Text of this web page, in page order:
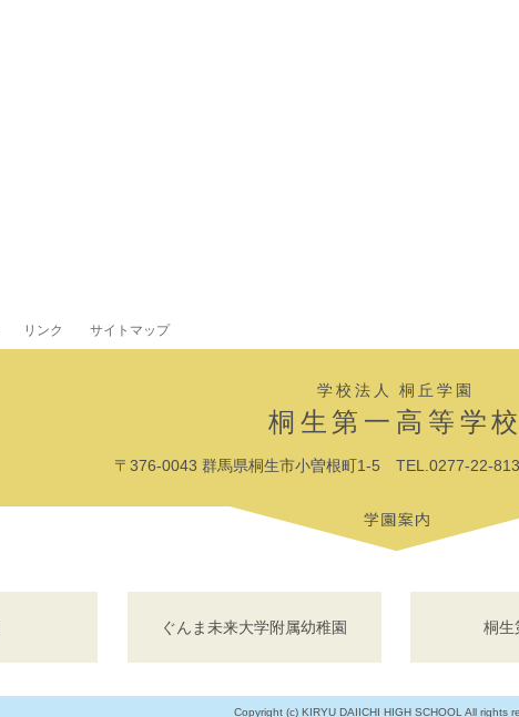
リンク サイトマップ
学校法人 桐丘学園
桐生第一高等学校
〒376-0043 群馬県桐生市小曽根町1-5 TEL.0277-22-
ぐんま未来大学附属幼稚園 桐生
Copyright (c) KIRYU DAIICHI HIGH SCHOOL All rights